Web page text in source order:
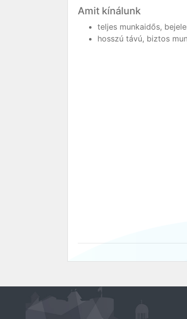
Amit kínálunk
teljes munkaidős,
hosszú távú, biztos